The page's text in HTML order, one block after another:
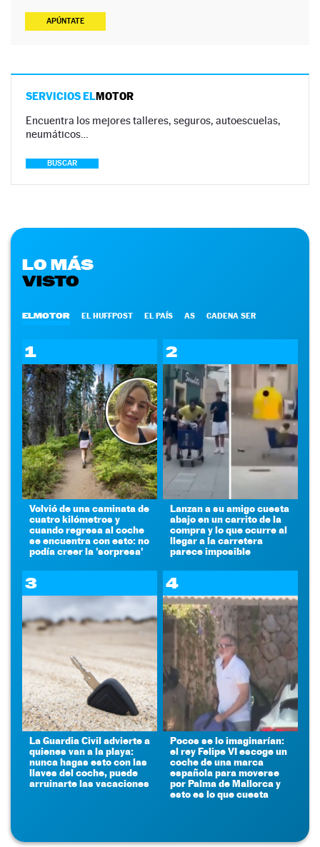
APÚNTATE
SERVICIOS ELMOTOR
Encuentra los mejores talleres, seguros, autoescuelas,
neumáticos…
BUSCAR
LO MÁS
VISTO
ELMOTOR EL HUFFPOST EL PAÍS AS CADENA SER
1
Volvió de una caminata de
cuatro kilómetros y
cuando regresa al coche
se encuentra con esto: no
podía creer la 'sorpresa'
2
Lanzan a su amigo cuesta
abajo en un carrito de la
compra y lo que ocurre al
llegar a la carretera
parece imposible
3
La Guardia Civil advierte a
quienes van a la playa:
nunca hagas esto con las
llaves del coche, puede
arruinarte las vacaciones
4
Pocos se lo imaginarían:
el rey Felipe VI escoge un
coche de una marca
española para moverse
por Palma de Mallorca y
esto es lo que cuesta